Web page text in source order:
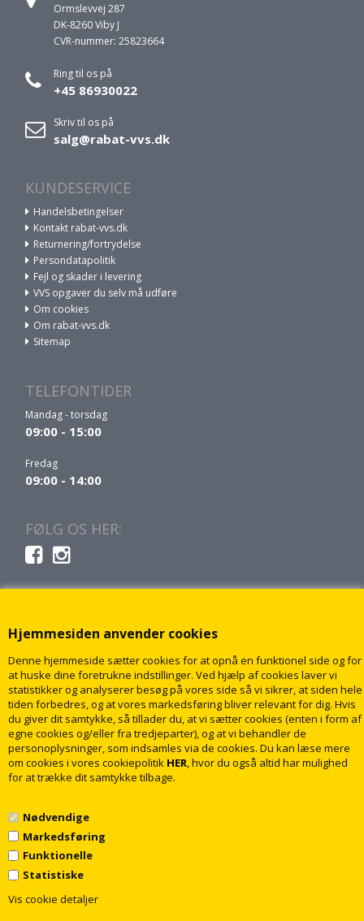
Hjemmesiden anvender cookies
Denne hjemmeside sætter cookies for at opnå en funktionel side og for
at huske dine foretrukne indstillinger. Ved hjælp af cookies laver vi
statistikker og analyserer besøg på vores side så vi sikrer, at siden hele
tiden forbedres, og at vores markedsføring bliver relevant for dig. Hvis
du giver dit samtykke, så tillader du, at vi sætter cookies (enten i form af
egne cookies og/eller fra tredjeparter), og at vi behandler de
personoplysninger, som indsamles via de cookies. Du kan læse mere
om cookies i vores cookiepolitik HER, hvor du også altid har mulighed
for at trække dit samtykke tilbage.
Nødvendige
Markedsføring
Funktionelle
Statistiske
Vis cookie detaljer
Ormslevvej 287
DK-8260 Viby J
CVR-nummer: 25823664
Ring til os på
+45 86930022
Skriv til os på
salg@rabat-vvs.dk
KUNDESERVICE
Handelsbetingelser
Kontakt rabat-vvs.dk
Returnering/fortrydelse
Persondatapolitik
Fejl og skader i levering
VVS opgaver du selv må udføre
Om cookies
Om rabat-vvs.dk
Sitemap
TELEFONTIDER
Mandag - torsdag
09:00 - 15:00
Fredag
09:00 - 14:00
FØLG OS HER:
© 2009 - 2018 rabatvvs.dk. Alle rettigheder forbeholdt